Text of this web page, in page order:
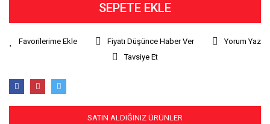
SEPETE EKLE
Fiyatı Düşünce Haber Ver
Yorum Yaz
Tavsiye Et
SATIN ALDIĞINIZ ÜRÜNLER